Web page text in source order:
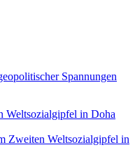
Spannungen
Weltsozialgipfel in Doha